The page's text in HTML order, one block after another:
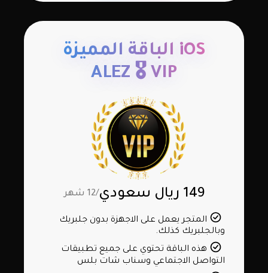
iOS الباقة المميزة
ALEZ 🎖 VIP
149 ريال سعودي /12 شهر
المتجر يعمل على الاجهزة بدون جلبريك
وبالجلبريك كذلك.
هذه الباقة تحتوي على جميع تطبيقات
التواصل الاجتماعي وسناب شات بلس